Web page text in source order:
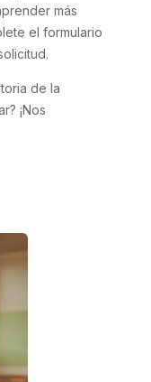
más
el formulario
de la
¡Nos